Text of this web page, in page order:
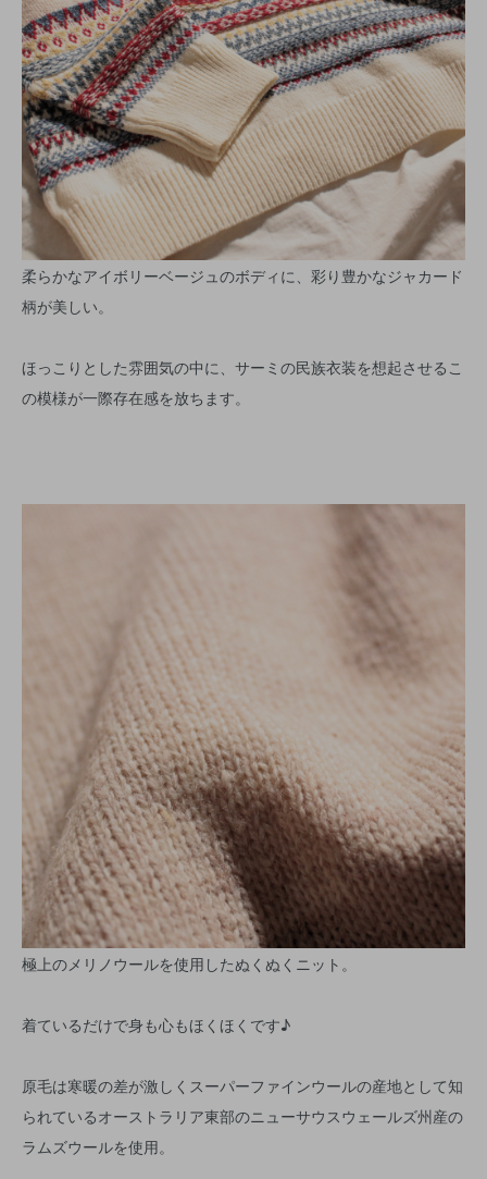
柔らかなアイボリーベージュのボディに、彩り豊かなジャカード
柄が美しい。
ほっこりとした雰囲気の中に、サーミの民族衣装を想起させるこ
の模様が一際存在感を放ちます。
極上のメリノウールを使用したぬくぬくニット。
着ているだけで身も心もほくほくです♪
原毛は寒暖の差が激しくスーパーファインウールの産地として知
られているオーストラリア東部のニューサウスウェールズ州産の
ラムズウールを使用。